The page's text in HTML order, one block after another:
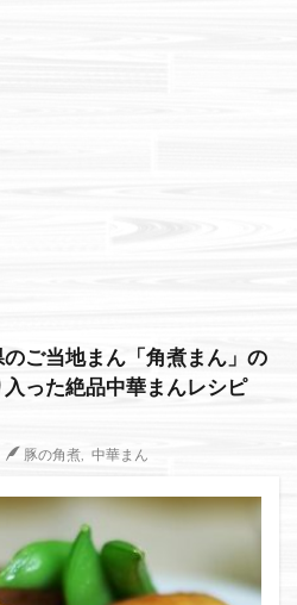
のご当地まん「角煮まん」の
った絶品中華まんレシピ
豚の角煮, 中華まん